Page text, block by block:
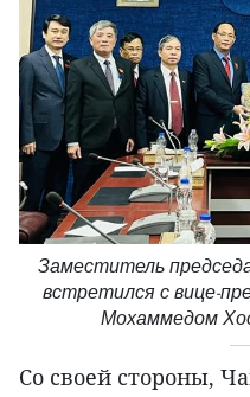
Заместитель
встретился с вице-
Мохаммедом
Со своей стороны,